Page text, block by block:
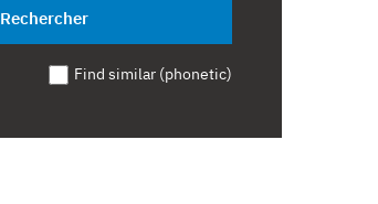
Rechercher
Find similar (phonetic)